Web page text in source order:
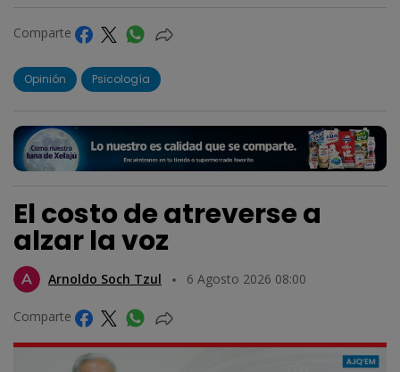
Comparte
Opinión Psicología
El costo de atreverse a
alzar la voz
Arnoldo Soch Tzul 6 Agosto 2026 08:00
Comparte